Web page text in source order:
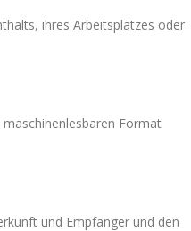
ihres Arbeitsplatzes oder
Format
und Empfänger und den